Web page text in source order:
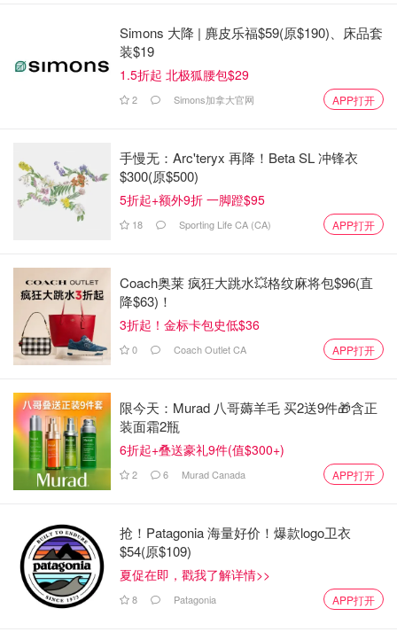
Simons 大降 | 麂皮乐福$59(原$190)、床品套
装$19
1.5折起 北极狐腰包$29
2 Simons加拿大官网 APP打开
手慢无：Arc'teryx 再降！Beta SL 冲锋衣
$300(原$500)
5折起+额外9折 一脚蹬$95
18 Sporting Life CA (CA) APP打开
Coach奥莱 疯狂大跳水💥格纹麻将包$96(直
降$63)！
3折起！金标卡包史低$36
0 Coach Outlet CA APP打开
限今天：Murad 八哥薅羊毛 买2送9件🎁含正
装面霜2瓶
6折起+叠送豪礼9件(值$300+)
2 6 Murad Canada APP打开
抢！Patagonia 海量好价！爆款logo卫衣
$54(原$109)
夏促在即，戳我了解详情>>
8 Patagonia APP打开